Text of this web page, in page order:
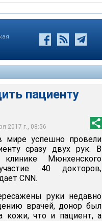
пациенту
2017 г., 08:56
руки
мире успешно провели
сразу двух рук. В
Мюнхенского
40 докторов,
CNN.
руки недавно
врачей, донор был
кожи, что и пациент, а